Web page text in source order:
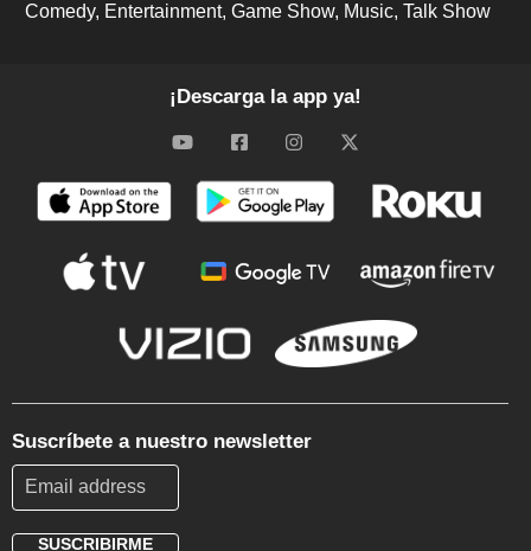
Comedy Entertainment Game Show Music Talk Show
¡Descarga la app ya!
Suscríbete a nuestro newsletter
SUSCRIBIRME